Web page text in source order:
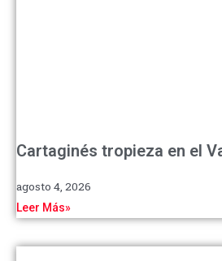
Cartaginés tropieza en el
agosto 4, 2026
Leer Más»